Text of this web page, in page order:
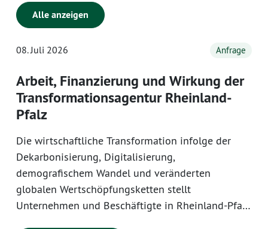
Alle anzeigen
08. Juli 2026 Anfrage
Arbeit, Finanzierung und Wirkung der
Transformationsagentur Rheinland-
Pfalz
Die wirtschaftliche Transformation infolge der
Dekarbonisierung, Digitalisierung,
demografischem Wandel und veränderten
globalen Wertschöpfungsketten stellt
Unternehmen und Beschäftigte in Rheinland-Pfalz